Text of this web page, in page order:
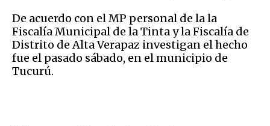
De acuerdo con el MP personal de la la
Fiscalía Municipal de la Tinta y la Fiscalía de
Distrito de Alta Verapaz investigan el hecho
fue el pasado sábado, en el municipio de
Tucurú.